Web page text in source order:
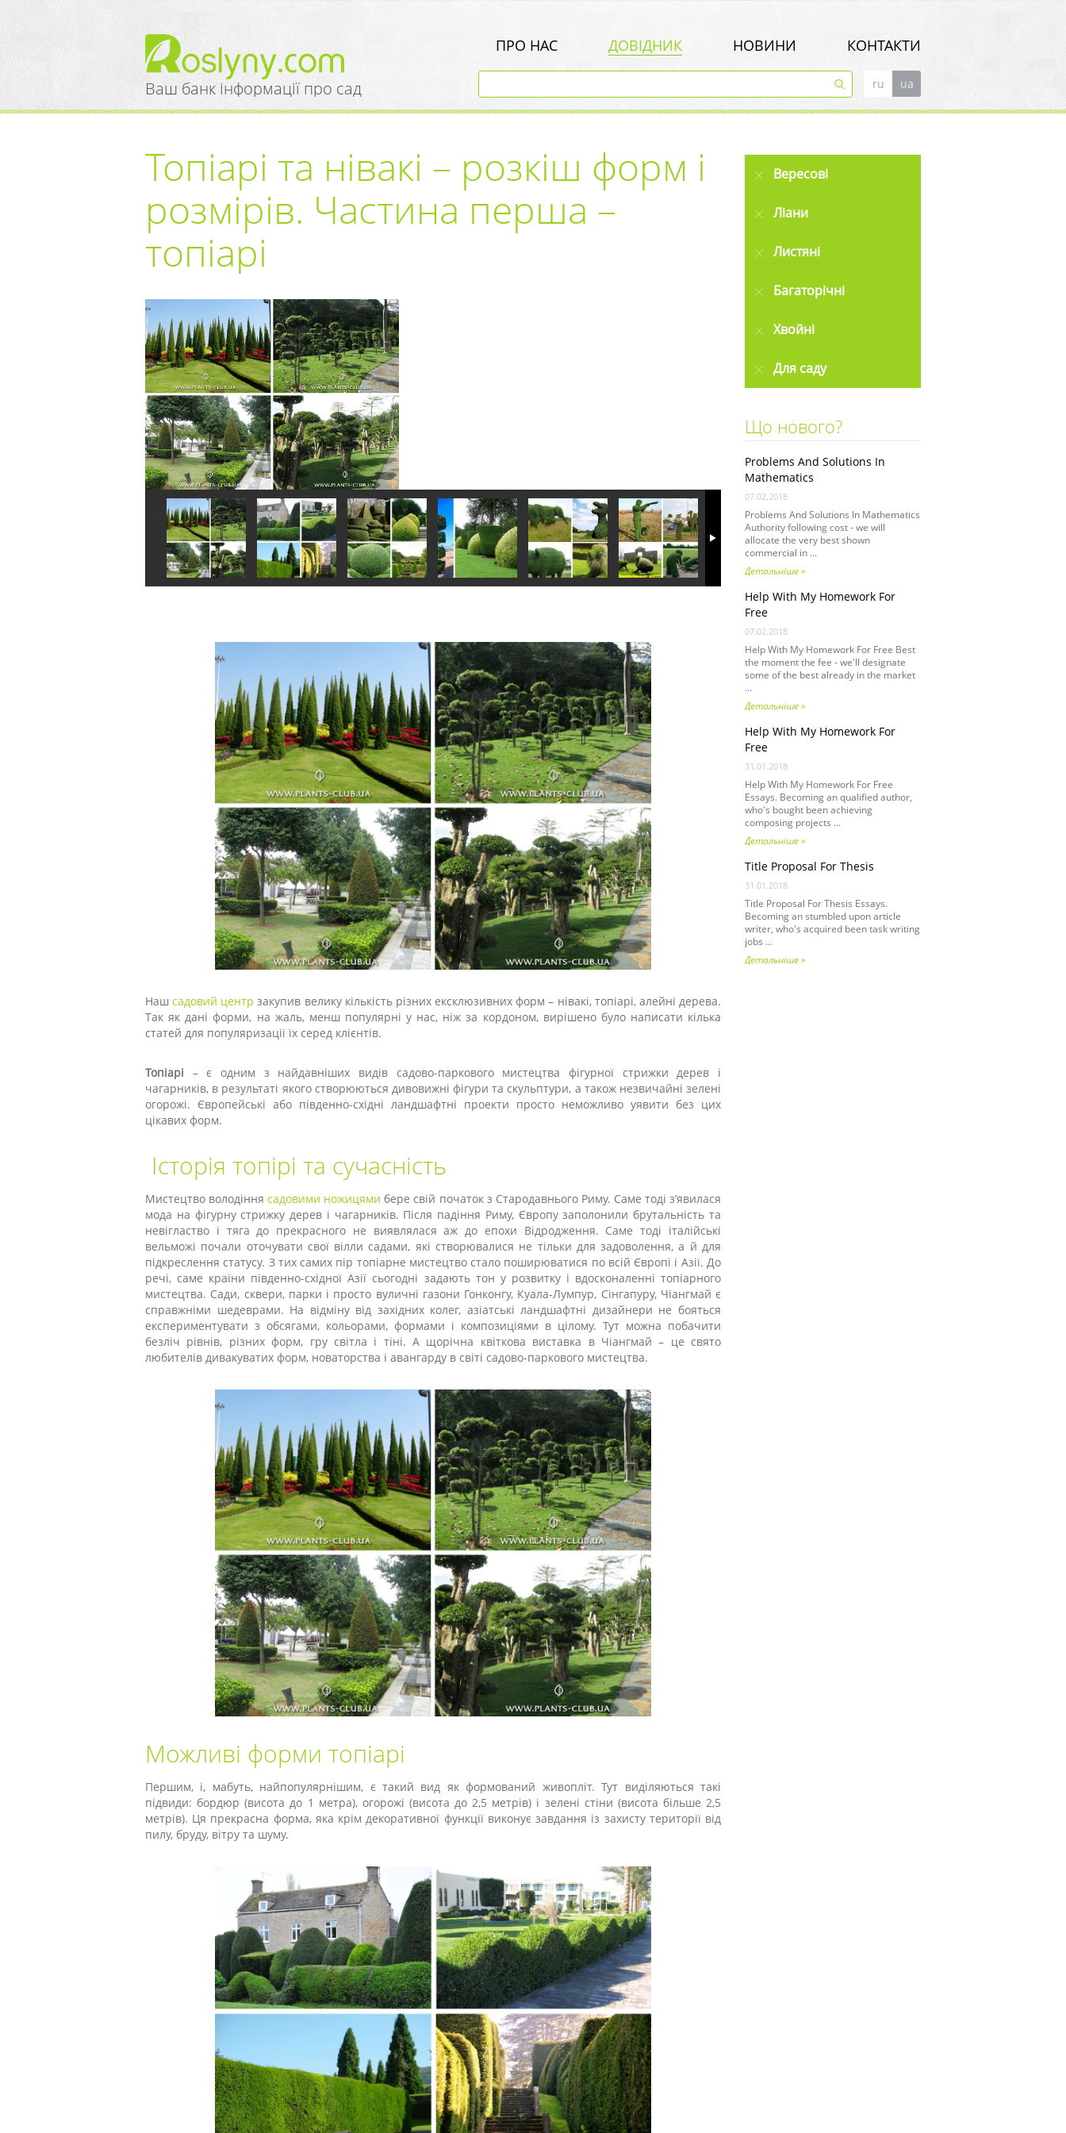
Ваш банк інформації про сад
ПРО НАС ДОВІДНИК НОВИНИ КОНТАКТИ
ru ua
Топіарі та нівакі – розкіш форм і
розмірів. Частина перша –
топіарі
Нашсадовий центр закупив велику кількість різних ексклюзивних форм – нівакі, топіарі, алейні дерева.
Так як дані форми, на жаль, менш популярні у нас, ніж за кордоном, вирішено було написати кілька
статей для популяризації їх серед клієнтів.
Топіарі – є одним з найдавніших видів садово-паркового мистецтва фігурної стрижки дерев і
чагарників, в результаті якого створюються дивовижні фігури та скульптури, а також незвичайні зелені
огорожі. Європейські або південно-східні ландшафтні проекти просто неможливо уявити без цих
цікавих форм.
Історія топірі та сучасність
Мистецтво володіннясадовими ножицями бере свій початок з Стародавнього Риму. Саме тоді з’явилася
мода на фігурну стрижку дерев і чагарників. Після падіння Риму, Європу заполонили брутальність та
невігластво і тяга до прекрасного не виявлялася аж до епохи Відродження. Саме тоді італійські
вельможі почали оточувати свої вілли садами, які створювалися не тільки для задоволення, а й для
підкреслення статусу. З тих самих пір топіарне мистецтво стало поширюватися по всій Європі і Азії. До
речі, саме країни південно-східної Азії сьогодні задають тон у розвитку і вдосконаленні топіарного
мистецтва. Сади, сквери, парки і просто вуличні газони Гонконгу, Куала-Лумпур, Сінгапуру, Чіангмай є
справжніми шедеврами. На відміну від західних колег, азіатські ландшафтні дизайнери не бояться
експериментувати з обсягами, кольорами, формами і композиціями в цілому. Тут можна побачити
безліч рівнів, різних форм, гру світла і тіні. А щорічна квіткова виставка в Чіангмай – це свято
любителів дивакуватих форм, новаторства і авангарду в світі садово-паркового мистецтва.
Можливі форми топіарі
Першим, і, мабуть, найпопулярнішим, є такий вид як формований живопліт. Тут виділяються такі
підвиди: бордюр (висота до 1 метра), огорожі (висота до 2,5 метрів) і зелені стіни (висота більше 2,5
метрів). Ця прекрасна форма, яка крім декоративної функції виконує завдання із захисту території від
пилу, бруду, вітру та шуму.
Вересові
Ліани
Листяні
Багаторічні
Хвойні
Для саду
Що нового?
Problems And Solutions In
Mathematics
07.02.2018
Problems And Solutions In Mathematics
Authority following cost - we will
allocate the very best shown
commercial in ...
Детальніше »
Help With My Homework For
Free
07.02.2018
Help With My Homework For Free Best
the moment the fee - we'll designate
some of the best already in the market
...
Детальніше »
Help With My Homework For
Free
31.01.2018
Help With My Homework For Free
Essays. Becoming an qualified author,
who's bought been achieving
composing projects ...
Детальніше »
Title Proposal For Thesis
31.01.2018
Title Proposal For Thesis Essays.
Becoming an stumbled upon article
writer, who's acquired been task writing
jobs ...
Детальніше »